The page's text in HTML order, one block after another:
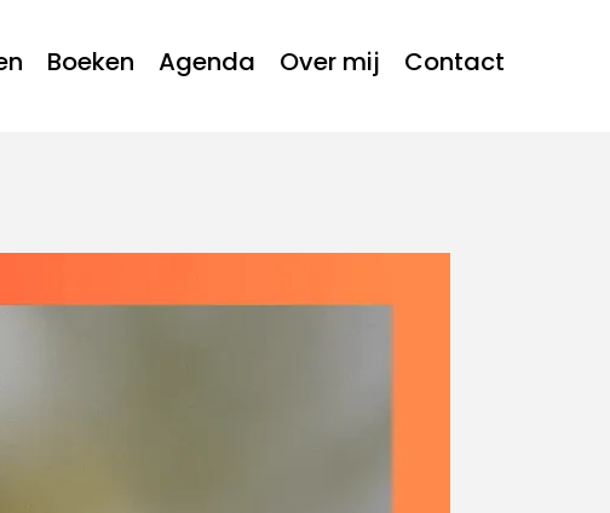
Boeken Agenda Over mij Contact